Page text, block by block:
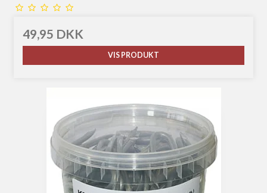
49,95 DKK
VIS PRODUKT